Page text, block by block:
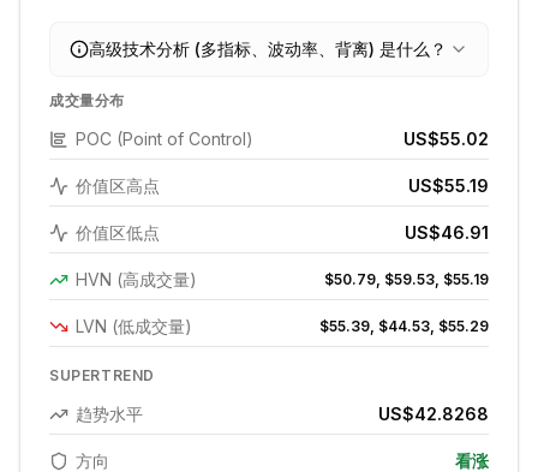
高级技术分析 (多指标、波动率、背离) 是什么？
成交量分布
POC (Point of Control) US$55.02
价值区高点 US$55.19
价值区低点 US$46.91
HVN (高成交量) $50.79, $59.53, $55.19
LVN (低成交量) $55.39, $44.53, $55.29
SUPERTREND
趋势水平 US$42.8268
方向 看涨